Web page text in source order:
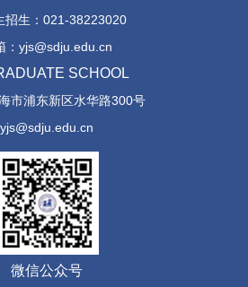
招生：021-38223020
：yjs@sdju.edu.cn
SCHOOL
市浦东新区水华路300号
yjs@sdju.edu.cn
微信公众号